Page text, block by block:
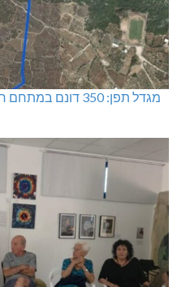
מגדל תפן: 350 דונם במתחם חדש